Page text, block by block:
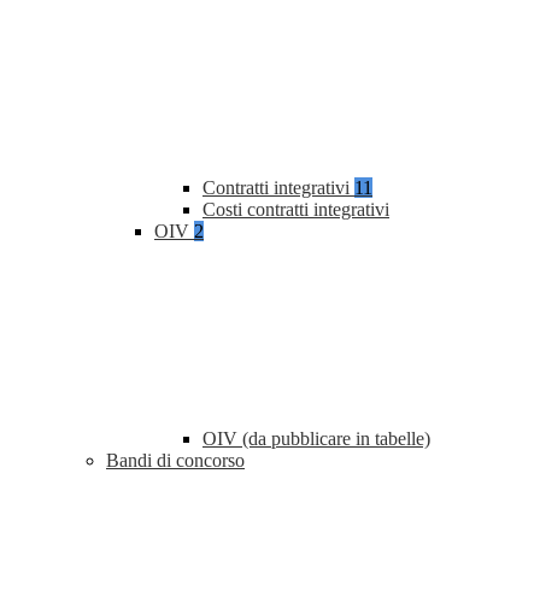
Contratti integrativi 11
Costi contratti integrativi
OIV 2
OIV (da pubblicare in tabelle)
Bandi di concorso